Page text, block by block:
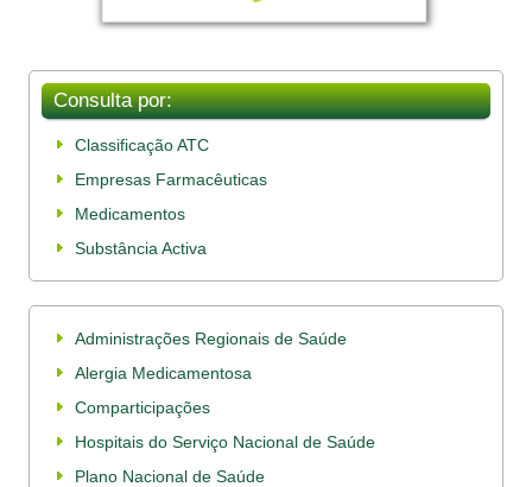
Consulta por:
Classificação ATC
Empresas Farmacêuticas
Medicamentos
Substância Activa
Administrações Regionais de Saúde
Alergia Medicamentosa
Comparticipações
Hospitais do Serviço Nacional de Saúde
Plano Nacional de Saúde